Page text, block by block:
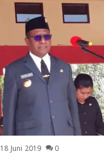
18 Juni 2019 0